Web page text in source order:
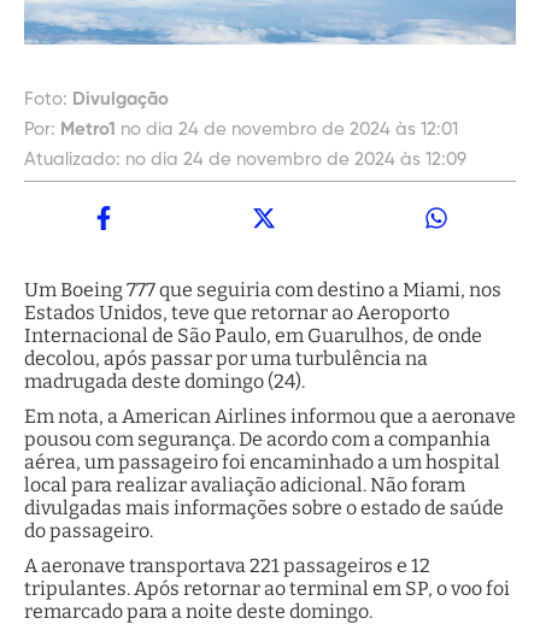
Foto: Divulgação
Por: Metro1 no dia 24 de novembro de 2024 às 12:01
Atualizado: no dia 24 de novembro de 2024 às 12:09
Um Boeing 777 que seguiria com destino a Miami, nos
Estados Unidos, teve que retornar ao Aeroporto
Internacional de São Paulo, em Guarulhos, de onde
decolou, após passar por uma turbulência na
madrugada deste domingo (24).
Em nota, a American Airlines informou que a aeronave
pousou com segurança. De acordo com a companhia
aérea, um passageiro foi encaminhado a um hospital
local para realizar avaliação adicional. Não foram
divulgadas mais informações sobre o estado de saúde
do passageiro.
A aeronave transportava 221 passageiros e 12
tripulantes. Após retornar ao terminal em SP, o voo foi
remarcado para a noite deste domingo.